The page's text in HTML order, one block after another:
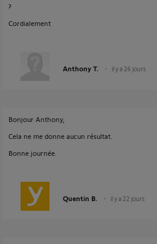
?
Cordialement
Anthony T. il y a 26 jours
Bonjour Anthony,
Cela ne me donne aucun résultat.
Bonne journée.
Quentin B. il y a 22 jours